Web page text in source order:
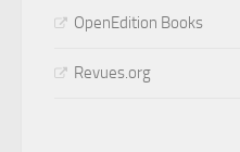
OpenEdition Books
Revues.org